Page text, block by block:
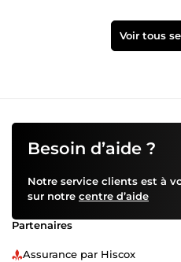
Voir tous
Besoin d’aide ?
Notre service clients est à
sur notre centre d’aide
Partenaires
Assurance par Hiscox